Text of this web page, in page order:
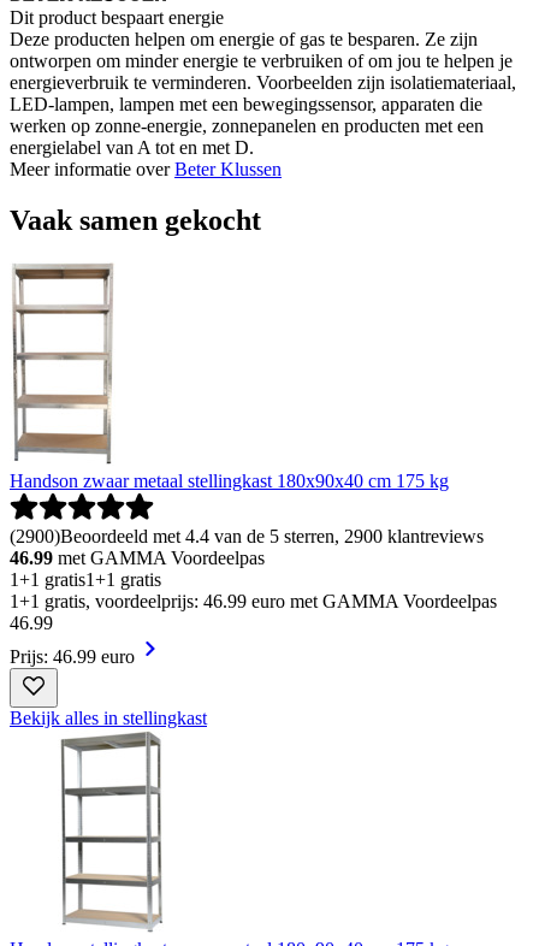
Dit product bespaart energie
Deze producten helpen om energie of gas te besparen. Ze zijn
ontworpen om minder energie te verbruiken of om jou te helpen je
energieverbruik te verminderen. Voorbeelden zijn isolatiemateriaal,
LED-lampen, lampen met een bewegingssensor, apparaten die
werken op zonne-energie, zonnepanelen en producten met een
energielabel van A tot en met D.
Meer informatie overBeter Klussen
Vaak samen gekocht
Handson zwaar metaal stellingkast 180x90x40 cm 175 kg
(2900)Beoordeeld met 4.4 van de 5 sterren, 2900 klantreviews
46.99 met GAMMA Voordeelpas
1+1 gratis1+1 gratis
1+1 gratis, voordeelprijs: 46.99 euro met GAMMA Voordeelpas
46.99
Prijs: 46.99 euro
Bekijk alles in stellingkast